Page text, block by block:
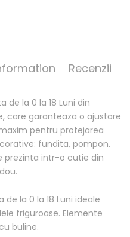
Recenzii
la 0 la 18 Luni din
care garanteaza o ajustare
pentru protejarea
fundita, pompon.
prezinta intr-o cutie din
la 0 la 18 Luni ideale
friguroase. Elemente
buline.